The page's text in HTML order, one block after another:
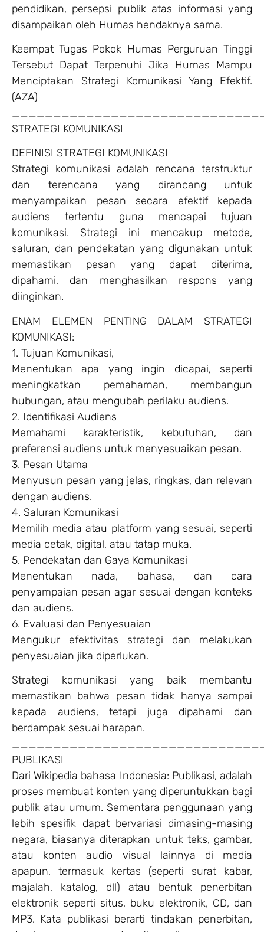
pendidikan, persepsi publik atas informasi yang
disampaikan oleh Humas hendaknya sama.
Keempat Tugas Pokok Humas Perguruan Tinggi
Tersebut Dapat Terpenuhi Jika Humas Mampu
Menciptakan Strategi Komunikasi Yang Efektif.
(AZA)
STRATEGI KOMUNIKASI
DEFINISI STRATEGI KOMUNIKASI
Strategi komunikasi adalah rencana terstruktur
dan terencana yang dirancang untuk
menyampaikan pesan secara efektif kepada
audiens tertentu guna mencapai tujuan
komunikasi. Strategi ini mencakup metode,
saluran, dan pendekatan yang digunakan untuk
memastikan pesan yang dapat diterima,
dipahami, dan menghasilkan respons yang
diinginkan.
ENAM ELEMEN PENTING DALAM STRATEGI
KOMUNIKASI:
1. Tujuan Komunikasi,
Menentukan apa yang ingin dicapai, seperti
meningkatkan pemahaman, membangun
hubungan, atau mengubah perilaku audiens.
2. Identifikasi Audiens
Memahami karakteristik, kebutuhan, dan
preferensi audiens untuk menyesuaikan pesan.
3. Pesan Utama
Menyusun pesan yang jelas, ringkas, dan relevan
dengan audiens.
4. Saluran Komunikasi
Memilih media atau platform yang sesuai, seperti
media cetak, digital, atau tatap muka.
5. Pendekatan dan Gaya Komunikasi
Menentukan nada, bahasa, dan cara
penyampaian pesan agar sesuai dengan konteks
dan audiens.
6. Evaluasi dan Penyesuaian
Mengukur efektivitas strategi dan melakukan
penyesuaian jika diperlukan.
Strategi komunikasi yang baik membantu
memastikan bahwa pesan tidak hanya sampai
kepada audiens, tetapi juga dipahami dan
berdampak sesuai harapan.
PUBLIKASI
Dari Wikipedia bahasa Indonesia: Publikasi, adalah
proses membuat konten yang diperuntukkan bagi
publik atau umum. Sementara penggunaan yang
lebih spesifik dapat bervariasi dimasing-masing
negara, biasanya diterapkan untuk teks, gambar,
atau konten audio visual lainnya di media
apapun, termasuk kertas (seperti surat kabar,
majalah, katalog, dll) atau bentuk penerbitan
elektronik seperti situs, buku elektronik, CD, dan
MP3. Kata publikasi berarti tindakan penerbitan,